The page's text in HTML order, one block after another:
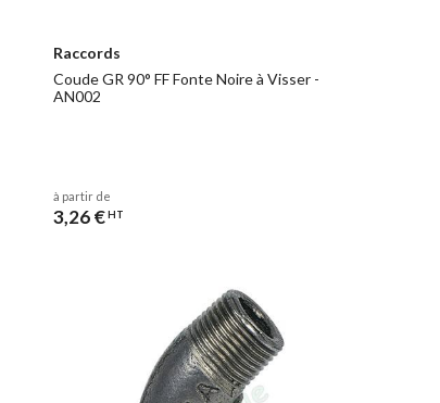
150
Raccords
Coude GR 90° FF Fonte Noire à Visser -
AN002
à partir de
3,26 €HT